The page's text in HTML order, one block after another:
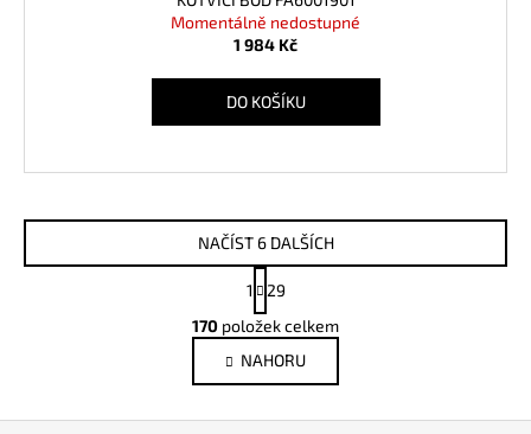
Momentálně nedostupné
1 984 Kč
DO KOŠÍKU
O
v
l
á
d
NAČÍST 6 DALŠÍCH
S
t
r
á
n
k
1
29
170 položek celkem
NAHORU